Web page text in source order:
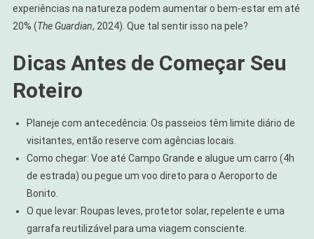
experiências na natureza podem aumentar o bem-estar em até
20% (The Guardian, 2024). Que tal sentir isso na pele?
Dicas Antes de Começar Seu
Roteiro
Planeje com antecedência: Os passeios têm limite diário de
visitantes, então reserve com agências locais.
Como chegar: Voe até Campo Grande e alugue um carro (4h
de estrada) ou pegue um voo direto para o Aeroporto de
Bonito.
O que levar: Roupas leves, protetor solar, repelente e uma
garrafa reutilizável para uma viagem consciente.